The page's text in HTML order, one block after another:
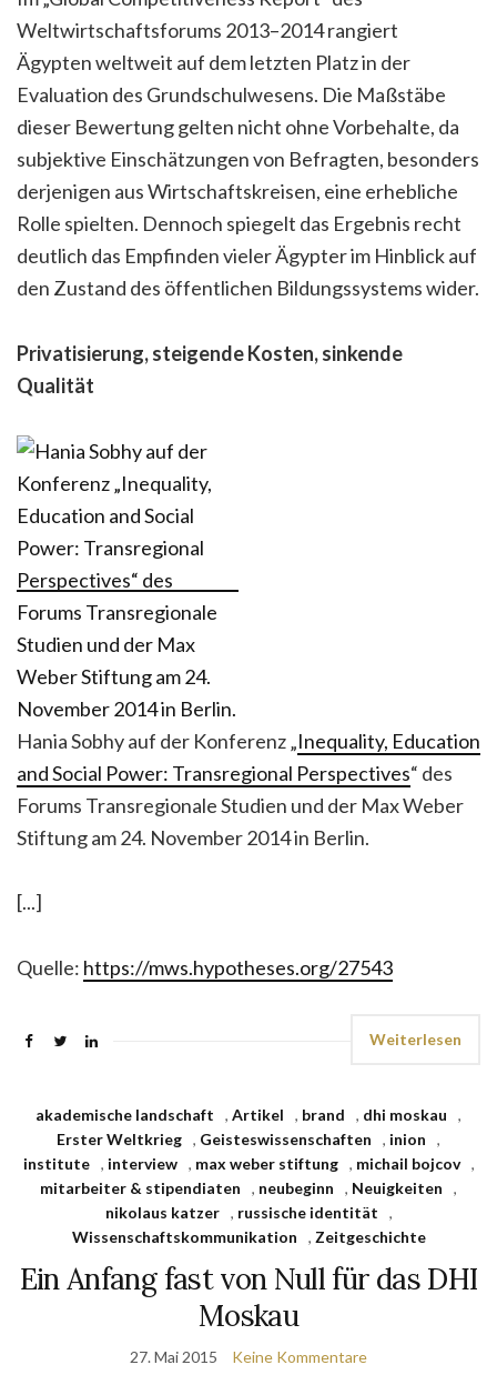
Weltwirtschaftsforums 2013–2014 rangiert
Ägypten weltweit auf dem letzten Platz in der
Evaluation des Grundschulwesens. Die Maßstäbe
dieser Bewertung gelten nicht ohne Vorbehalte, da
subjektive Einschätzungen von Befragten, besonders
derjenigen aus Wirtschaftskreisen, eine erhebliche
Rolle spielten. Dennoch spiegelt das Ergebnis recht
deutlich das Empfinden vieler Ägypter im Hinblick auf
den Zustand des öffentlichen Bildungssystems wider.
Privatisierung, steigende Kosten, sinkende
Qualität
Hania Sobhy auf der Konferenz „Inequality, Education
and Social Power: Transregional Perspectives“ des
Forums Transregionale Studien und der Max Weber
Stiftung am 24. November 2014 in Berlin.
[...]
Quelle: https://mws.hypotheses.org/27543
Weiterlesen
akademische landschaft , Artikel , brand , dhi moskau
,
Erster Weltkrieg , Geisteswissenschaften , inion
,
institute
, interview , max weber stiftung , michail bojcov
,
mitarbeiter & stipendiaten
, neubeginn , Neuigkeiten
,
nikolaus katzer
, russische identität
,
Wissenschaftskommunikation
, Zeitgeschichte
Ein Anfang fast von Null für das DHI
Moskau
27. Mai 2015 Keine Kommentare